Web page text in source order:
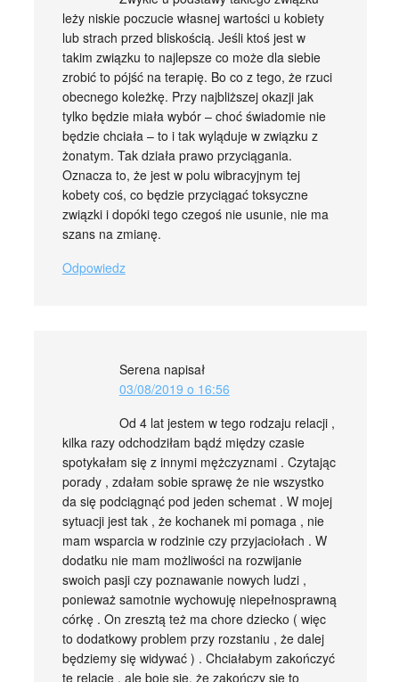
leży niskie poczucie własnej wartości u kobiety
lub strach przed bliskością. Jeśli ktoś jest w
takim związku to najlepsze co może dla siebie
zrobić to pójść na terapię. Bo co z tego, że rzuci
obecnego koleżkę. Przy najbliższej okazji jak
tylko będzie miała wybór – choć świadomie nie
będzie chciała – to i tak wyląduje w związku z
żonatym. Tak działa prawo przyciągania.
Oznacza to, że jest w polu wibracyjnym tej
kobety coś, co będzie przyciągać toksyczne
związki i dopóki tego czegoś nie usunie, nie ma
szans na zmianę.
Odpowiedz
Serena napisał
03/08/2019 o 16:56
Od 4 lat jestem w tego rodzaju relacji ,
kilka razy odchodziłam bądź między czasie
spotykałam się z innymi mężczyznami . Czytając
porady , zdałam sobie sprawę że nie wszystko
da się podciągnąć pod jeden schemat . W mojej
sytuacji jest tak , że kochanek mi pomaga , nie
mam wsparcia w rodzinie czy przyjaciołach . W
dodatku nie mam możliwości na rozwijanie
swoich pasji czy poznawanie nowych ludzi ,
ponieważ samotnie wychowuję niepełnosprawną
córkę . On zresztą też ma chore dziecko ( więc
to dodatkowy problem przy rozstaniu , że dalej
będziemy się widywać ) . Chciałabym zakończyć
tę relację , ale boję się, że zakończy się to